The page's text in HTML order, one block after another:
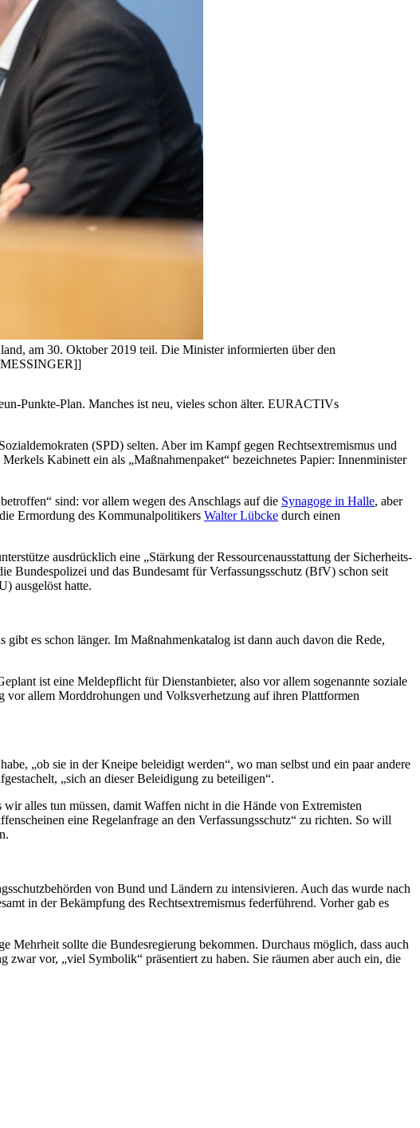
am 30. Oktober 2019 teil. Die Minister informierten über den
MESSINGER]]
Punkte-Plan. Manches ist neu, vieles schon älter. EURACTIVs
(SPD) selten. Aber im Kampf gegen Rechtsextremismus und
Kabinett ein als „Maßnahmenpaket“ bezeichnetes Papier: Innenminister
sind: vor allem wegen des Anschlags auf die Synagoge in Halle, aber
Ermordung des Kommunalpolitikers Walter Lübcke durch einen
ausdrücklich eine „Stärkung der Ressourcenausstattung der Sicherheits-
Bundespolizei und das Bundesamt für Verfassungsschutz (BfV) schon seit
ausgelöst hatte.
es schon länger. Im Maßnahmenkatalog ist dann auch davon die Rede,
ist eine Meldepflicht für Dienstanbieter, also vor allem sogenannte soziale
allem Morddrohungen und Volksverhetzung auf ihren Plattformen
„ob sie in der Kneipe beleidigt werden“, wo man selbst und ein paar andere
„sich an dieser Beleidigung zu beteiligen“.
alles tun müssen, damit Waffen nicht in die Hände von Extremisten
eine Regelanfrage an den Verfassungsschutz“ zu richten. So will
von Bund und Ländern zu intensivieren. Auch das wurde nach
in der Bekämpfung des Rechtsextremismus federführend. Vorher gab es
Mehrheit sollte die Bundesregierung bekommen. Durchaus möglich, dass auch
zwar vor, „viel Symbolik“ präsentiert zu haben. Sie räumen aber auch ein, die